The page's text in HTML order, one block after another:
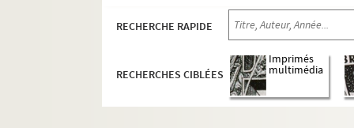
RECHERCHE RAPIDE
RECHERCHES CIBLÉES
Imprimés
multimédia